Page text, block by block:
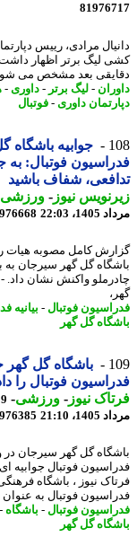
مرادی، رییس دپارتمان
لیگ برتر اظهار داشت:
بعد مشخص می شود که
- لیگ برتر - داوری -
داوری - فوتبال
جوابیه باشگاه گل
فوتبال: به جای
شفاف باشید
نیوز-ورزشی-
22:03
81976668
کامل مصوبه هیات رییسه
گل گهر سیرجان به
واکنش نشان داد. -
فوتبال-بیانیه
گل گهر
باشگاه گل گهر
فوتبال را داد
نیوز-ورزشی-
21:10
81976385
گل گهر سیرجان در
فوتبال جوابیه ای
نیوز ، باشگاه فرهنگی
فوتبال به عنوان
فوتبال-باشگاه-
گل گهر